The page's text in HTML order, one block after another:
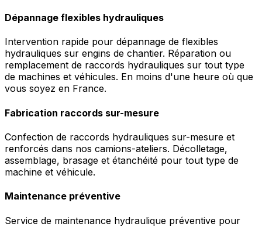
Dépannage flexibles hydrauliques
Intervention rapide pour dépannage de flexibles
hydrauliques sur engins de chantier. Réparation ou
remplacement de raccords hydrauliques sur tout type
de machines et véhicules. En moins d'une heure où que
vous soyez en France.
Fabrication raccords sur-mesure
Confection de raccords hydrauliques sur-mesure et
renforcés dans nos camions-ateliers. Décolletage,
assemblage, brasage et étanchéité pour tout type de
machine et véhicule.
Maintenance préventive
Service de maintenance hydraulique préventive pour